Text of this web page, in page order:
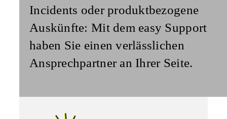
Incidents oder produktbezogene
Auskünfte: Mit dem easy Support
haben Sie einen verlässlichen
Ansprechpartner an Ihrer Seite.